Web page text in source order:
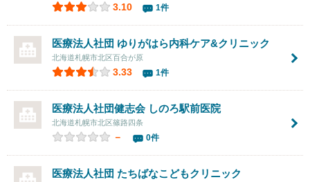
3.10 1件
医療法人社団 ゆりがはら内科ケア&クリニック
北海道札幌市北区百合が原
3.33 1件
医療法人社団健志会 しのろ駅前医院
北海道札幌市北区篠路四条
－ 0件
医療法人社団 たちばなこどもクリニック